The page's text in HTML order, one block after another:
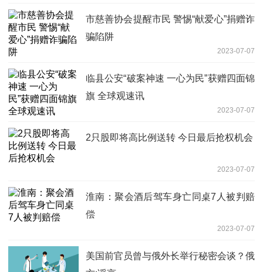
市慈善协会提醒市民 警惕“献爱心”捐赠诈
骗陷阱
2023-07-07
临县公安“破案神速 一心为民”获赠四面锦
旗 全球观速讯
2023-07-07
2只股即将高比例送转 今日最后抢权机会
2023-07-07
淮南：聚会酒后驾车身亡同桌7人被判赔
偿
2023-07-07
美国前官员曾与俄外长举行秘密会谈？俄